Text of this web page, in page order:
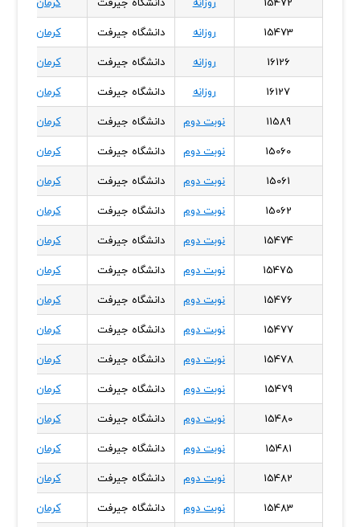
15473
روزانه دانشگاه جیرفت
کرمان
16126
روزانه دانشگاه جیرفت
کرمان
16127
روزانه دانشگاه جیرفت
کرمان
11589
نوبت دوم دانشگاه جیرفت
کرمان
15060
نوبت دوم دانشگاه جیرفت
کرمان
15061
نوبت دوم دانشگاه جیرفت
کرمان
15062
نوبت دوم دانشگاه جیرفت
کرمان
15474
نوبت دوم دانشگاه جیرفت
کرمان
15475
نوبت دوم دانشگاه جیرفت
کرمان
15476
نوبت دوم دانشگاه جیرفت
کرمان
15477
نوبت دوم دانشگاه جیرفت
کرمان
15478
نوبت دوم دانشگاه جیرفت
کرمان
15479
نوبت دوم دانشگاه جیرفت
کرمان
15480
نوبت دوم دانشگاه جیرفت
کرمان
15481
نوبت دوم دانشگاه جیرفت
کرمان
15482
نوبت دوم دانشگاه جیرفت
کرمان
15483
نوبت دوم دانشگاه جیرفت
کرمان